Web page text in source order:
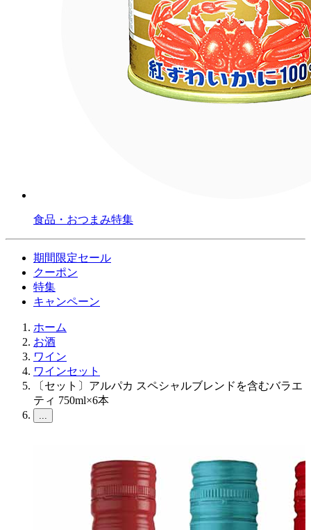
食品・おつまみ特集
期間限定セール
クーポン
特集
キャンペーン
ホーム
お酒
ワイン
ワインセット
〔セット〕アルパカ スペシャルブレンドを含むバラエ
ティ 750ml×6本
...